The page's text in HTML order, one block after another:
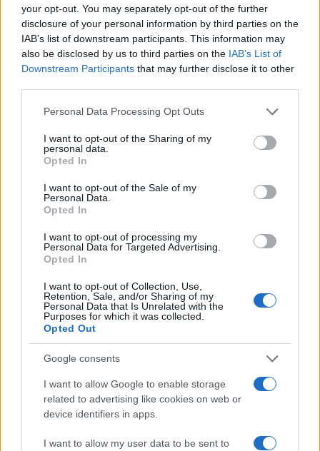
your opt-out. You may separately opt-out of the further
disclosure of your personal information by third parties on the
IAB’s list of downstream participants. This information may
also be disclosed by us to third parties on the IAB’s List of
Downstream Participants that may further disclose it to other
Please note that this website/app uses one or more Google
not limited to your visit or usage behaviour. You may click to
grant or deny consent to Google and its third-party tags to
use your data for below specified purposes in below Google
consent section.
Personal Data Processing Opt Outs
I want to opt-out of the Sharing of my
personal data.
Opted In
I want to opt-out of the Sale of my
Personal Data.
Opted In
I want to opt-out of processing my
Personal Data for Targeted Advertising.
Opted In
I want to opt-out of Collection, Use,
Retention, Sale, and/or Sharing of my
Personal Data that Is Unrelated with the
Purposes for which it was collected.
Opted Out
Google consents
I want to allow Google to enable storage
related to advertising like cookies on web or
device identifiers in apps.
I want to allow my user data to be sent to
TEMI:
Bambino Segregato
Casa Degli Orrori Arzachena
Maltrattamenti Arzachena
Entra nel canale telegram di
GalluraOggi.it
Su WhatsApp al numero +39
Ricevi le nostre ultime news
daGoogle News
Condividi l'articolo